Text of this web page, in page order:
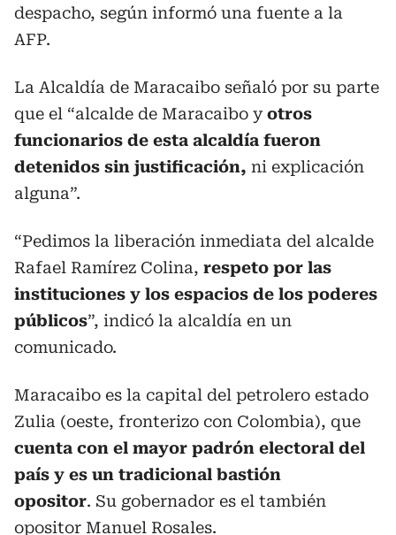
despacho, según informó una fuente a la
AFP.
La Alcaldía de Maracaibo señaló por su parte
que el “alcalde de Maracaibo yotros
funcionarios de esta alcaldía fueron
detenidos sin justificación, ni explicación
alguna”.
“Pedimos la liberación inmediata del alcalde
Rafael Ramírez Colina, respeto por las
instituciones y los espacios de los poderes
públicos”, indicó la alcaldía en un
comunicado.
Maracaibo es la capital del petrolero estado
Zulia (oeste, fronterizo con Colombia), que
cuenta con el mayor padrón electoral del
país y es un tradicional bastión
opositor. Su gobernador es el también
opositor Manuel Rosales.